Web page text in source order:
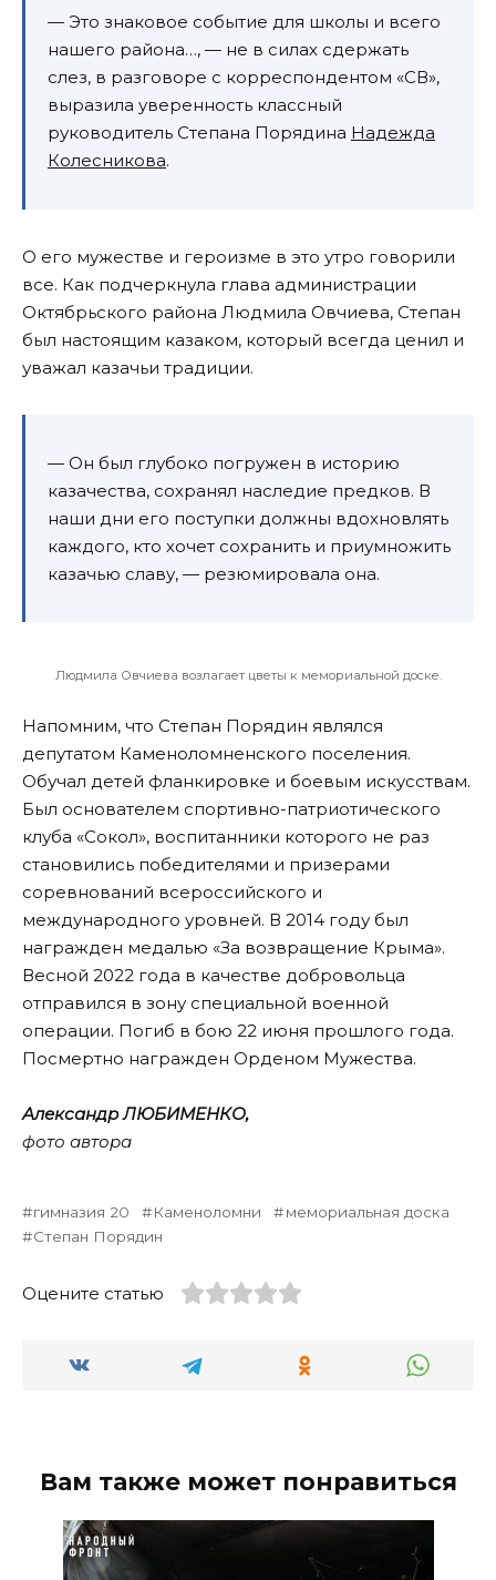
— Это знаковое событие для школы и всего
нашего района…, — не в силах сдержать
слез, в разговоре с корреспондентом «СВ»,
выразила уверенность классный
руководитель Степана Порядина Надежда
Колесникова.
О его мужестве и героизме в это утро говорили
все. Как подчеркнула глава администрации
Октябрьского района Людмила Овчиева, Степан
был настоящим казаком, который всегда ценил и
уважал казачьи традиции.
— Он был глубоко погружен в историю
казачества, сохранял наследие предков. В
наши дни его поступки должны вдохновлять
каждого, кто хочет сохранить и приумножить
казачью славу, — резюмировала она.
Людмила Овчиева возлагает цветы к мемориальной доске.
Напомним, что Степан Порядин являлся
депутатом Каменоломненского поселения.
Обучал детей фланкировке и боевым искусствам.
Был основателем спортивно-патриотического
клуба «Сокол», воспитанники которого не раз
становились победителями и призерами
соревнований всероссийского и
международного уровней. В 2014 году был
награжден медалью «За возвращение Крыма».
Весной 2022 года в качестве добровольца
отправился в зону специальной военной
операции. Погиб в бою 22 июня прошлого года.
Посмертно награжден Орденом Мужества.
Александр ЛЮБИМЕНКО,
фото автора
гимназия 20 Каменоломни
мемориальная доска
Степан Порядин
Оцените статью
Вам также может понравиться